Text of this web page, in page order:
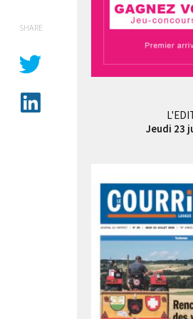
aeriswyl Christoph et Haenni Stéphane à la Fête
SHARE
Jeudi 23